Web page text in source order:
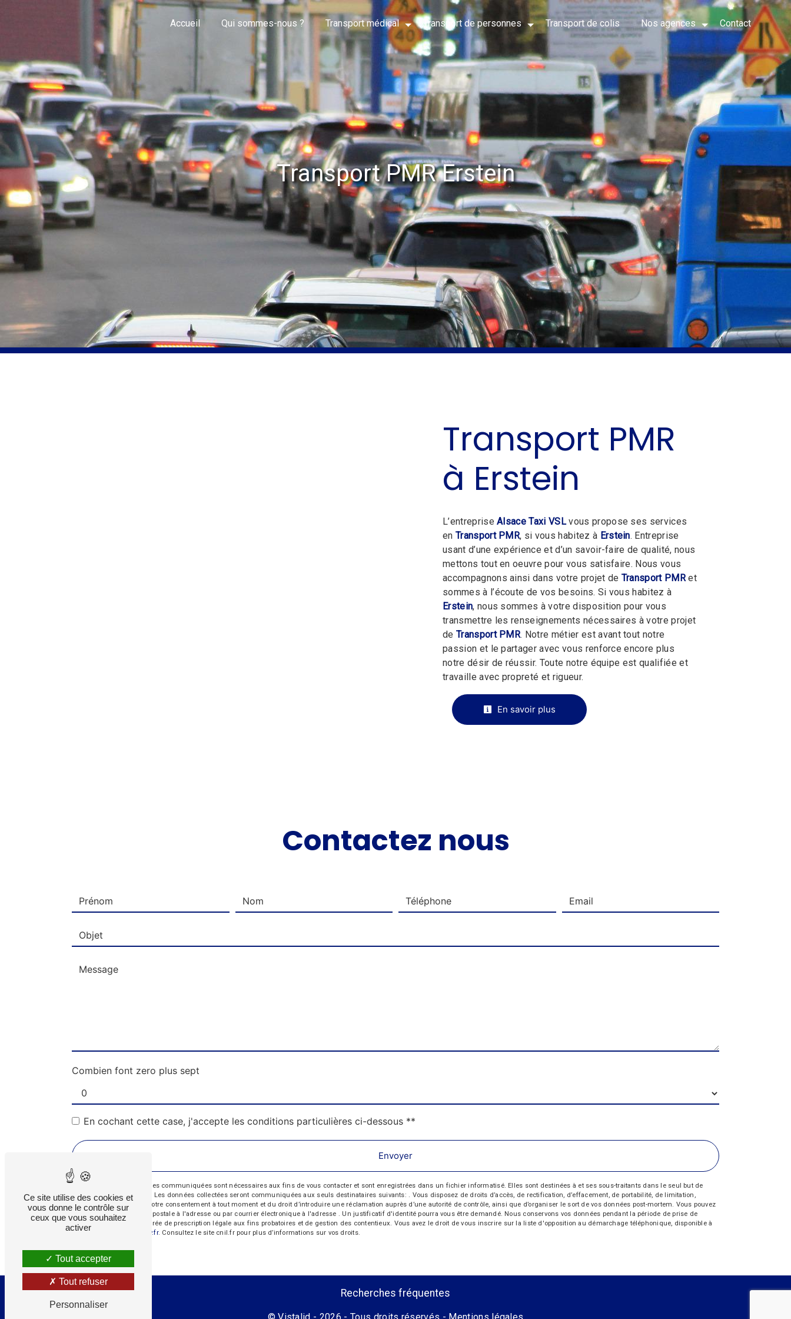
Accueil Qui sommes-nous ? Transport médical Transport de personnes Transport de colis Nos agences Contact
Transport PMR Erstein
Transport PMR
à Erstein
L’entrepriseAlsace Taxi VSLvous propose ses services
en Transport PMR, si vous habitez à Erstein. Entreprise
usant d’une expérience et d’un savoir-faire de qualité, nous
mettons tout en oeuvre pour vous satisfaire. Nous vous
accompagnons ainsi dans votre projet de Transport PMRet
sommes à l’écoute de vos besoins. Si vous habitez à
Erstein, nous sommes à votre disposition pour vous
transmettre les renseignements nécessaires à votre projet
de Transport PMR. Notre métier est avant tout notre
passion et le partager avec vous renforce encore plus
notre désir de réussir. Toute notre équipe est qualifiée et
travaille avec propreté et rigueur.
En savoir plus
Contactez nous
Combien font zero plus sept
En cochant cette case, j'accepte les conditions particulières ci-dessous **
Envoyer
** Les données personnelles communiquées sont nécessaires aux fins de vous contacter et sont enregistrées dans un fichier informatisé. Elles sont destinées à et ses sous-traitants dans le seul but de
répondre à votre message. Les données collectées seront communiquées aux seuls destinataires suivants: . Vous disposez de droits d’accès, de rectification, d’effacement, de portabilité, de limitation,
d’opposition, de retrait de votre consentement à tout moment et du droit d’introduire une réclamation auprès d’une autorité de contrôle, ainsi que d’organiser le sort de vos données post-mortem. Vous pouvez
exercer ces droits par voie postale à l'adresse ou par courrier électronique à l'adresse . Un justificatif d'identité pourra vous être demandé. Nous conservons vos données pendant la période de prise de
contact puis pendant la durée de prescription légale aux fins probatoires et de gestion des contentieux. Vous avez le droit de vous inscrire sur la liste d'opposition au démarchage téléphonique, disponible à
cette adresse:
Bloctel.gouv.fr. Consultez le site cnil.fr pour plus d’informations sur vos droits.
Recherches fréquentes
©Vistalid - 2026 - Tous droits réservés - Mentions légales
Panneau de gestion des cookies
Ce site utilise des cookies et
vous donne le contrôle sur
ceux que vous souhaitez
activer
Tout accepter
Tout refuser
Personnaliser